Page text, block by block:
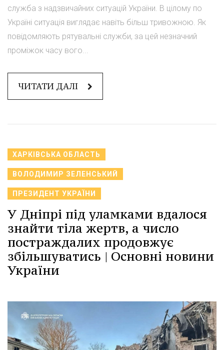
служба з надзвичайних ситуацій України. В цілому по
Україні ситуація виглядає навіть більш тривожною. Як
повідомляють рятувальні служби, за цей незначний
проміжок часу вого...
ЧИТАТИ ДАЛІ
ХАРКІВСЬКА ОБЛАСТЬ
ВОЛОДИМИР ЗЕЛЕНСЬКИЙ
ПРЕЗИДЕНТ УКРАЇНИ
У Дніпрі під уламками вдалося
знайти тіла жертв, а число
постраждалих продовжує
збільшуватись | Основні новини
України